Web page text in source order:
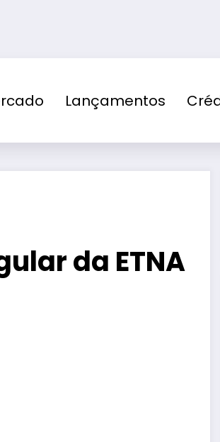
Lançamentos
da ETNA